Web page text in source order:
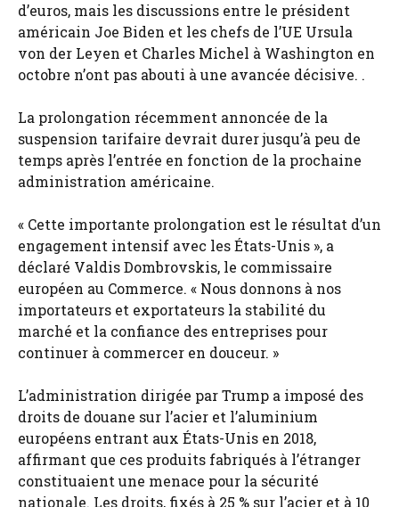
d’euros, mais les discussions entre le président
américain Joe Biden et les chefs de l’UE Ursula
von der Leyen et Charles Michel à Washington en
octobre n’ont pas abouti à une avancée décisive. .
La prolongation récemment annoncée de la
suspension tarifaire devrait durer jusqu’à peu de
temps après l’entrée en fonction de la prochaine
administration américaine.
« Cette importante prolongation est le résultat d’un
engagement intensif avec les États-Unis », a
déclaré Valdis Dombrovskis, le commissaire
européen au Commerce. « Nous donnons à nos
importateurs et exportateurs la stabilité du
marché et la confiance des entreprises pour
continuer à commercer en douceur. »
L’administration dirigée par Trump a imposé des
droits de douane sur l’acier et l’aluminium
européens entrant aux États-Unis en 2018,
affirmant que ces produits fabriqués à l’étranger
constituaient une menace pour la sécurité
nationale. Les droits, fixés à 25 % sur l’acier et à 10